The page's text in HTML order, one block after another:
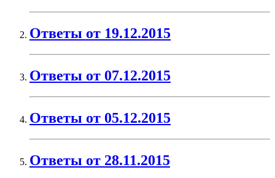
Ответы от 19.12.2015
Ответы от 07.12.2015
Ответы от 05.12.2015
Ответы от 28.11.2015